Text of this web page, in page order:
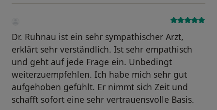
Dr. Ruhnau ist ein sehr sympathischer Arzt,
erklärt sehr verständlich. Ist sehr empathisch
und geht auf jede Frage ein. Unbedingt
weiterzuempfehlen. Ich habe mich sehr gut
aufgehoben gefühlt. Er nimmt sich Zeit und
schafft sofort eine sehr vertrauensvolle Basis.